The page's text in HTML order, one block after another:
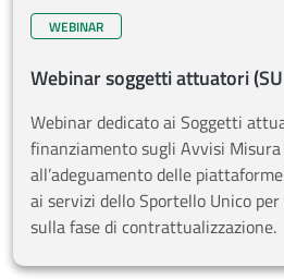
WEBINAR
Webinar soggetti attuatori
Webinar dedicato ai Soggetti
finanziamento sugli Avvisi
all’adeguamento delle
ai servizi dello Sportello Unico per
sulla fase di contrattualizzazione.